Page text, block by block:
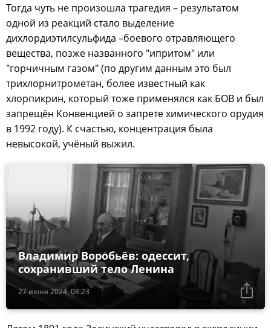
Тогда чуть не произошла трагедия – результатом
одной из реакций стало выделение
дихлордиэтилсульфида –боевого отравляющего
вещества, позже названного "ипритом" или
"горчичным газом" (по другим данным это был
трихлорнитрометан, более известный как
хлорпикрин, который тоже применялся как БОВ и был
запрещён Конвенцией о запрете химического орудия
в 1992 году). К счастью, концентрация была
невысокой, учёный выжил.
27 июня 2024, 08:23
Владимир Воробьёв: одессит,
сохранивший тело Ленина